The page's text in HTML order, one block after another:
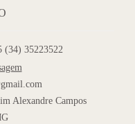
(34) 35223522
Alexandre Campos